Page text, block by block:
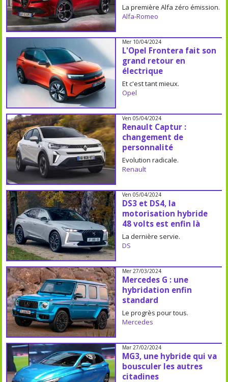
La première Alfa zéro émission.
Alfa-Romeo
Mer 10/04/2024
L'Opel Frontera fait son
grand retour en
électrique
Et c'est tant mieux.
Opel
Ven 05/04/2024
Renault Captur :
changement de
personnalité
Evolution radicale.
Renault
Ven 05/04/2024
DS3 et DS4, la
motorisation hybride
48 volts est enfin là
La dernière servie.
DS
Mer 27/03/2024
Mercedes G : une
hybridation enfin
standard
Le progrès pour tous.
Mercedes
Mar 27/02/2024
MG3, une hybride qui va
bousculer les autres
citadines